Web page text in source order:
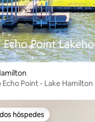
Echo Point - Lake Hamilton
preferidos dos hóspedes
hóspedes